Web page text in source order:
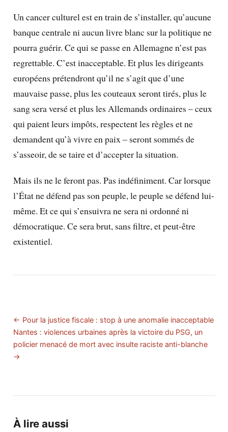
Un cancer culturel est en train de s’installer, qu’aucune
banque centrale ni aucun livre blanc sur la politique ne
pourra guérir. Ce qui se passe en Allemagne n’est pas
regrettable. C’est inacceptable. Et plus les dirigeants
européens prétendront qu’il ne s’agit que d’une
mauvaise passe, plus les couteaux seront tirés, plus le
sang sera versé et plus les Allemands ordinaires – ceux
qui paient leurs impôts, respectent les règles et ne
demandent qu’à vivre en paix – seront sommés de
s’asseoir, de se taire et d’accepter la situation.
Mais ils ne le feront pas. Pas indéfiniment. Car lorsque
l’État ne défend pas son peuple, le peuple se défend lui-
même. Et ce qui s’ensuivra ne sera ni ordonné ni
démocratique. Ce sera brut, sans filtre, et peut-être
existentiel.
← Pour la justice fiscale : stop à une anomalie inacceptable
Nantes : violences urbaines après la victoire du PSG, un
policier menacé de mort avec insulte raciste anti-blanche
→
À lire aussi